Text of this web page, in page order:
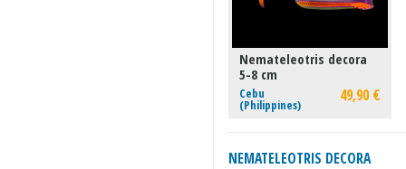
Nemateleotris decora
5-8 cm
Cebu
(Philippines) 49,90 €
NEMATELEOTRIS DECORA